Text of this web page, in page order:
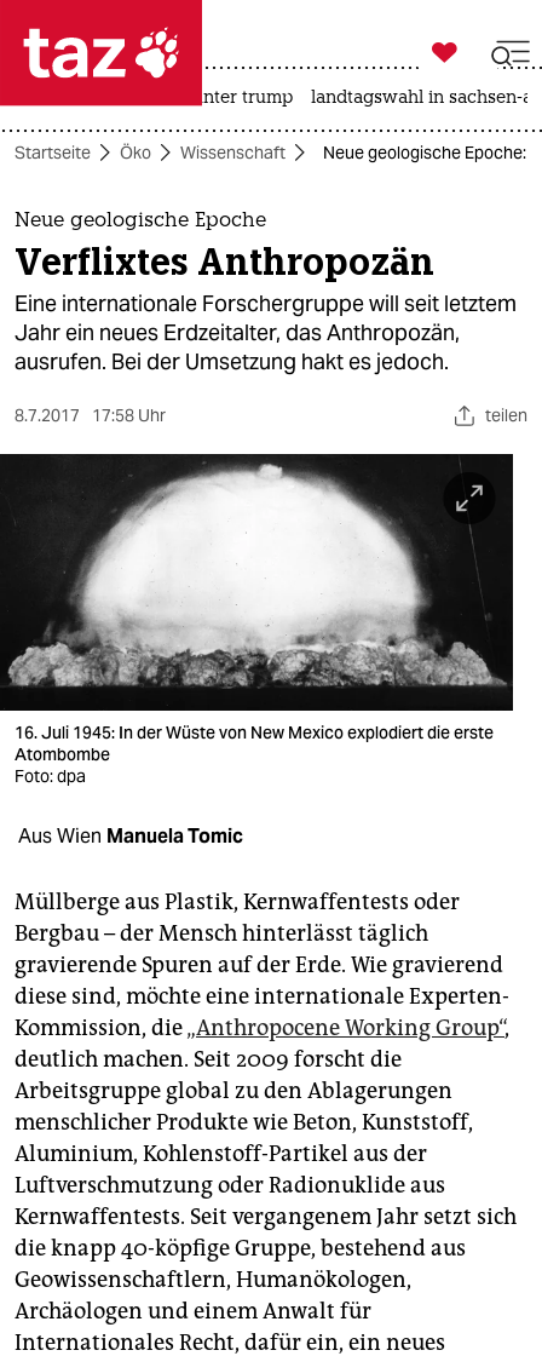
 taz zahl ich
taz zahl ich
themen
politik
öko
wahrheit
verlag
verlag
shop
fragen & hilfe
unterstützen
abo
genossenschaft
epaper login

taz zahl ich
usa unter trump landtagswahl in sachsen-
Startseite Öko Wissenschaft Neue geologische Epoche:
Neue geologische Epoche
Verflixtes Anthropozän
Eine internationale Forschergruppe will seit letztem
Jahr ein neues Erdzeitalter, das Anthropozän,
ausrufen. Bei der Umsetzung hakt es jedoch.
8.7.2017 17:58 Uhr teilen
16. Juli 1945: In der Wüste von New Mexico explodiert die erste
Atombombe
Foto: dpa
Aus Wien Manuela Tomic
Müllberge aus Plastik, Kernwaffentests oder
Bergbau – der Mensch hinterlässt täglich
gravierende Spuren auf der Erde. Wie gravierend
diese sind, möchte eine internationale Experten-
Kommission, die„Anthropocene Working Group“,
deutlich machen. Seit 2009 forscht die
Arbeitsgruppe global zu den Ablagerungen
menschlicher Produkte wie Beton, Kunststoff,
Aluminium, Kohlenstoff-Partikel aus der
Luftverschmutzung oder Radionuklide aus
Kernwaffentests. Seit vergangenem Jahr setzt sich
die knapp 40-köpfige Gruppe, bestehend aus
Geowissenschaftlern, Humanökologen,
Archäologen und einem Anwalt für
Internationales Recht, dafür ein, ein neues